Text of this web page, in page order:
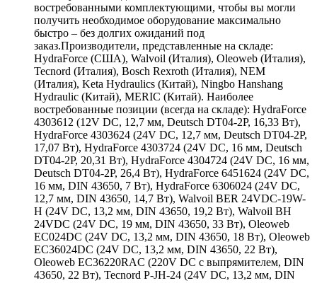
востребованными комплектующими, чтобы вы могли
получить необходимое оборудование максимально
быстро – без долгих ожиданий под
заказ.Производители, представленные на складе:
HydraForce (США), Walvoil (Италия), Oleoweb (Италия),
Tecnord (Италия), Bosch Rexroth (Италия), NEM
(Италия), Keta Hydraulics (Китай), Ningbo Hanshang
Hydraulic (Китай), MERIC (Китай). Наиболее
востребованные позиции (всегда на складе): HydraForce
4303612 (12V DC, 12,7 мм, Deutsch DT04-2P, 16,33 Вт),
HydraForce 4303624 (24V DC, 12,7 мм, Deutsch DT04-2P,
17,07 Вт), HydraForce 4303724 (24V DC, 16 мм, Deutsch
DT04-2P, 20,31 Вт), HydraForce 4304724 (24V DC, 16 мм,
Deutsch DT04-2P, 26,4 Вт), HydraForce 6451624 (24V DC,
16 мм, DIN 43650, 7 Вт), HydraForce 6306024 (24V DC,
12,7 мм, DIN 43650, 14,7 Вт), Walvoil BER 24VDC-19W-
H (24V DC, 13,2 мм, DIN 43650, 19,2 Вт), Walvoil BH
24VDC (24V DC, 19 мм, DIN 43650, 33 Вт), Oleoweb
EC024DC (24V DC, 13,2 мм, DIN 43650, 18 Вт), Oleoweb
EC36024DC (24V DC, 13,2 мм, DIN 43650, 22 Вт),
Oleoweb EC36220RAC (220V DC с выпрямителем, DIN
43650, 22 Вт), Tecnord P-JH-24 (24V DC, 13,2 мм, DIN